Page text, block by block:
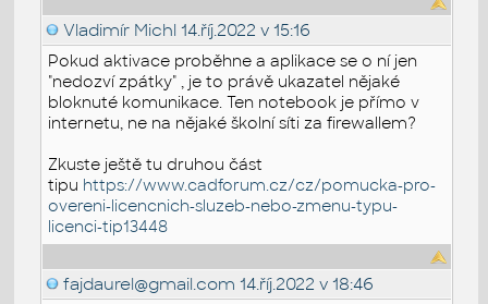
Vladimír Michl 14.říj.2022 v 15:16
Pokud aktivace proběhne a aplikace se o ní jen
"nedozví zpátky" , je to právě ukazatel nějaké
bloknuté komunikace. Ten notebook je přímo v
internetu, ne na nějaké školní síti za firewallem?
Zkuste ještě tu druhou část
tipu https://www.cadforum.cz/cz/pomucka-pro-
overeni-licencnich-sluzeb-nebo-zmenu-typu-
licenci-tip13448
fajdaurel@gmail.com 14.říj.2022 v 18:46